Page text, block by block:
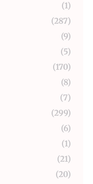
(1)
(287)
(9)
(5)
(170)
(8)
(7)
(299)
(6)
(1)
(21)
(20)